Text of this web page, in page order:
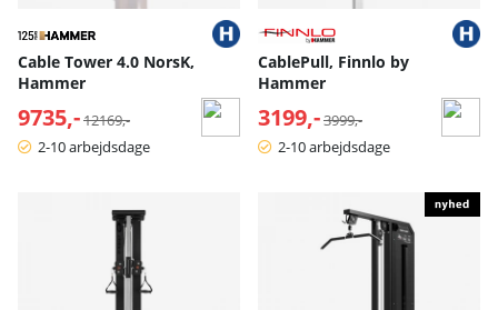
Cable Tower 4.0 NorsK,
Hammer
9735,- Normalpris:
12169,-
2-10 arbejdsdage
CablePull, Finnlo by
Hammer
3199,- Normalpris:
3999,-
2-10 arbejdsdage